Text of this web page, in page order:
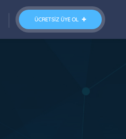
ÜCRETSIZ ÜYE OL